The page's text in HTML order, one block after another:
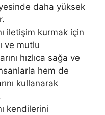
daha yüksek
iletişim kurmak için
ve mutlu
hızlıca sağa ve
hem de
kullanarak
kendilerini